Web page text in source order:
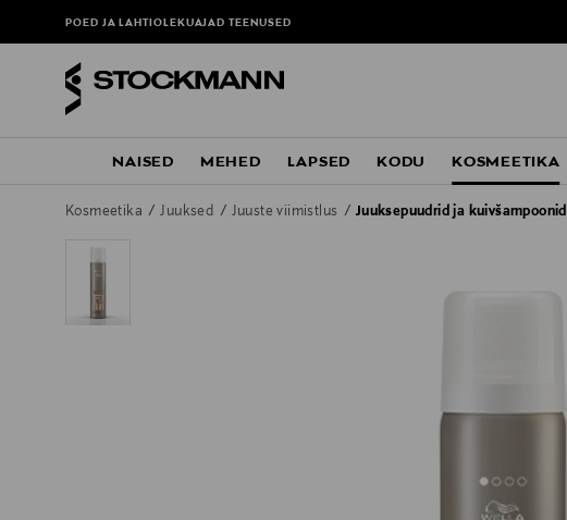
POED JA LAHTIOLEKUAJADTEENUSED
NAISED MEHED LAPSED KODU KOSMEETIKA
Kosmeetika Juuksed Juuste viimistlus Juuksepuudrid ja kuivšampoonid